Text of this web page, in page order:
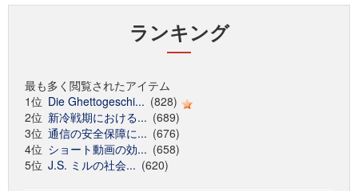
ランキング
最も多く閲覧されたアイテム
1位 Die Ghettogeschi... (828)
2位 新冷戦期における... (689)
3位 通信の安全保障に... (676)
4位 ショート動画の効... (658)
5位 J.S. ミルの社会... (620)